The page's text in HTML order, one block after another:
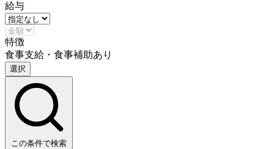
給与
特徴
食事支給・食事補助あり
選択
この条件で検索